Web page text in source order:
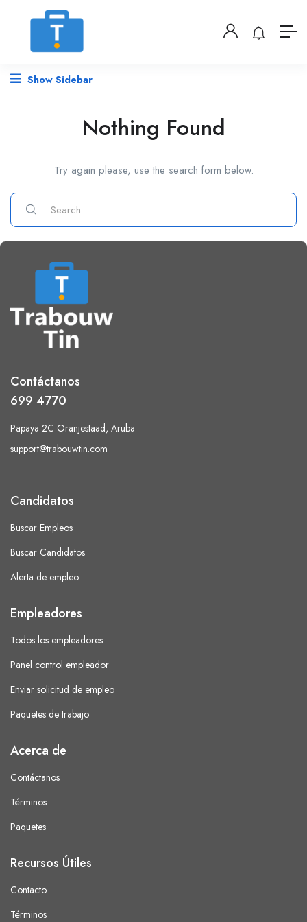
Show Sidebar
Nothing Found
Try again please, use the search form below.
Contáctanos
699 4770
Papaya 2C Oranjestaad, Aruba
support@trabouwtin.com
Candidatos
Buscar Empleos
Buscar Candidatos
Alerta de empleo
Empleadores
Todos los empleadores
Panel control empleador
Enviar solicitud de empleo
Paquetes de trabajo
Acerca de
Contáctanos
Términos
Paquetes
Recursos Útiles
Contacto
Términos